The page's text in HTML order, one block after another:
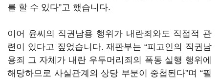
를 할 수 있다”고 했습니다.
이어 윤씨의 직권남용 행위가 내란죄와도 직접적 관
련이 있다고 짚었습니다. 재판부는 “피고인의 직권남
용죄 그 자체가 내란 우두머리죄의 폭동 실행 행위에
해당하므로 사실관계의 상당 부분이 중첩된다”며 “필